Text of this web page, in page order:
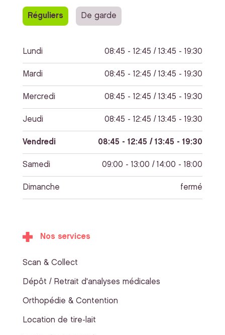
Réguliers De garde
Lundi 08:45 - 12:45 / 13:45 - 19:30
Mardi 08:45 - 12:45 / 13:45 - 19:30
Mercredi 08:45 - 12:45 / 13:45 - 19:30
Jeudi 08:45 - 12:45 / 13:45 - 19:30
Vendredi 08:45 - 12:45 / 13:45 - 19:30
Samedi 09:00 - 13:00 / 14:00 - 18:00
Dimanche fermé
Nos services
Scan & Collect
Dépôt / Retrait d'analyses médicales
Orthopédie & Contention
Location de tire-lait